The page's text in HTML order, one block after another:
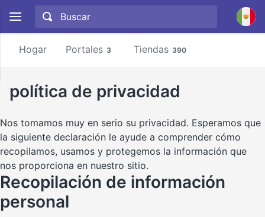
Hogar Portales 3 Tiendas 390
política de privacidad
Nos tomamos muy en serio su privacidad. Esperamos que
la siguiente declaración le ayude a comprender cómo
recopilamos, usamos y protegemos la información que
nos proporciona en nuestro sitio.
Recopilación de información
personal